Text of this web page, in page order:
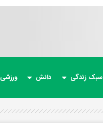
سبک زندگی دانش ورزشی